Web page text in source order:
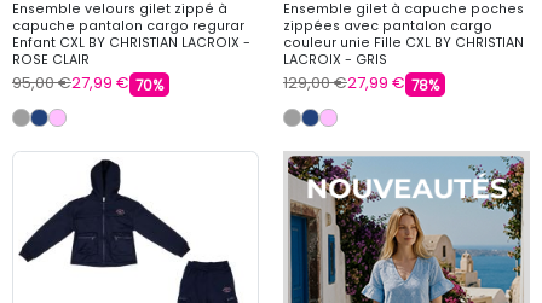
Ensemble velours gilet zippé à
capuche pantalon cargo regurar
Enfant CXL BY CHRISTIAN LACROIX -
ROSE CLAIR
95,00 €27,99 € 70%
Ensemble gilet à capuche poches
zippées avec pantalon cargo
couleur unie Fille CXL BY CHRISTIAN
LACROIX - GRIS
129,00 €27,99 € 78%